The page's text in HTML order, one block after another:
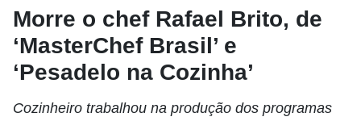
Morre o chef Rafael Brito, de
‘MasterChef Brasil’ e
‘Pesadelo na Cozinha’
Cozinheiro trabalhou na produção dos programas